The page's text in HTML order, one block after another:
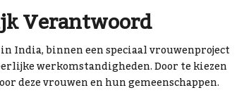
Verantwoord
India, binnen een speciaal vrouwenproject
werkomstandigheden. Door te kiezen
deze vrouwen en hun gemeenschappen.